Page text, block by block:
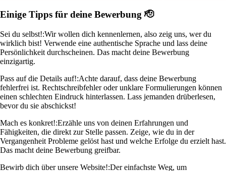
Einige Tipps für deine Bewerbung 🫡
Sei du selbst!:Wir wollen dich kennenlernen, also zeig uns, wer du
wirklich bist! Verwende eine authentische Sprache und lass deine
Persönlichkeit durchscheinen. Das macht deine Bewerbung
einzigartig.
Pass auf die Details auf!:Achte darauf, dass deine Bewerbung
fehlerfrei ist. Rechtschreibfehler oder unklare Formulierungen können
einen schlechten Eindruck hinterlassen. Lass jemanden drüberlesen,
bevor du sie abschickst!
Mach es konkret!:Erzähle uns von deinen Erfahrungen und
Fähigkeiten, die direkt zur Stelle passen. Zeige, wie du in der
Vergangenheit Probleme gelöst hast und welche Erfolge du erzielt hast.
Das macht deine Bewerbung greifbar.
Bewirb dich über unsere Website!:Der einfachste Weg, um